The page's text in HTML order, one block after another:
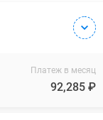
Платеж в месяц
92,285 ₽